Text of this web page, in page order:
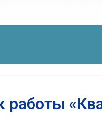
работы